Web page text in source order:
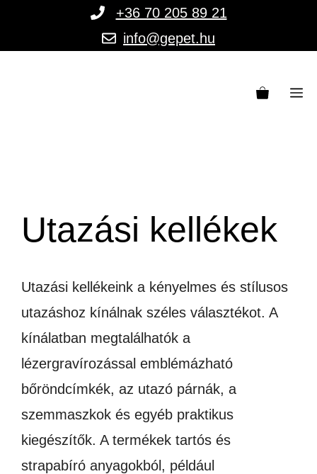
+36 70 205 89 21
info@gepet.hu
Utazási kellékek
Utazási kellékeink a kényelmes és stílusos
utazáshoz kínálnak széles választékot. A
kínálatban megtalálhatók a
lézergravírozással emblémázható
bőröndcímkék, az utazó párnák, a
szemmaszkok és egyéb praktikus
kiegészítők. A termékek tartós és
strapabíró anyagokból, például